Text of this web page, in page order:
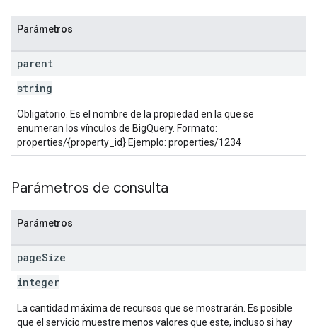
Parámetros
parent
string
Obligatorio. Es el nombre de la propiedad en la que se
enumeran los vínculos de BigQuery. Formato:
properties/{property_id} Ejemplo: properties/1234
Parámetros de consulta
Parámetros
pageSize
integer
La cantidad máxima de recursos que se mostrarán. Es posible
que el servicio muestre menos valores que este, incluso si hay